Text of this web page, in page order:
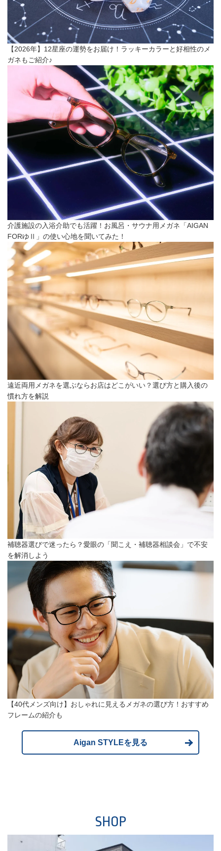
【2026年】12星座の運勢をお届け！ラッキーカラーと好相性のメ
ガネもご紹介♪
介護施設の入浴介助でも活躍！お風呂・サウナ用メガネ「AIGAN
FORゆⅡ」の使い心地を聞いてみた！
遠近両用メガネを選ぶならお店はどこがいい？選び方と購入後の
慣れ方を解説
補聴器選びで迷ったら？愛眼の「聞こえ・補聴器相談会」で不安
を解消しよう
【40代メンズ向け】おしゃれに見えるメガネの選び方！おすすめ
フレームの紹介も
Aigan STYLEを見る
SHOP